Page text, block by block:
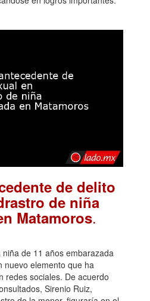
de delito
de niña
Matamoros.
de 11 años embarazada
nuevo elemento que ha
redes sociales. De acuerdo
Sirenio Ruiz,